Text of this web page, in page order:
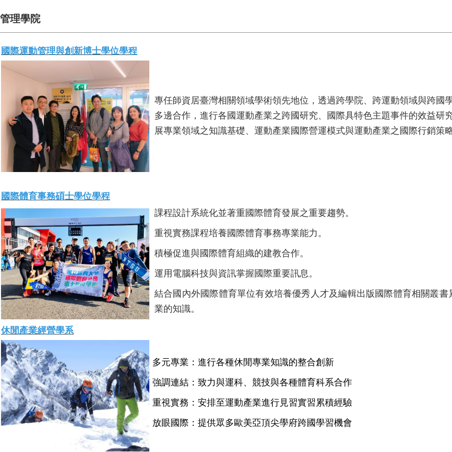
管理學院
國際運動管理與創新博士學位學程
專任師資居臺灣相關領域學術領先地位，透過跨學院、跨運動領域與跨國
多邊合作，進行各國運動產業之跨國研究、國際具特色主題事件的效益研
展專業領域之知識基礎、運動產業國際營運模式與運動產業之國際行銷策略
國際體育事務碩士學位學程
課程設計系統化並著重國際體育發展之重要趨勢。
重視實務課程培養國際體育事務專業能力。
積極促進與國際體育組織的建教合作。
運用電腦科技與資訊掌握國際重要訊息。
結合國內外國際體育單位有效培養優秀人才及編輯出版國際體育相關叢書
業的知識。
休閒產業經營學系
多元專業：進行各種休閒專業知識的整合創新
強調連結：致力與運科、競技與各種體育科系合作
重視實務：安排至運動產業進行見習實習累積經驗
放眼國際：提供眾多歐美亞頂尖學府跨國學習機會